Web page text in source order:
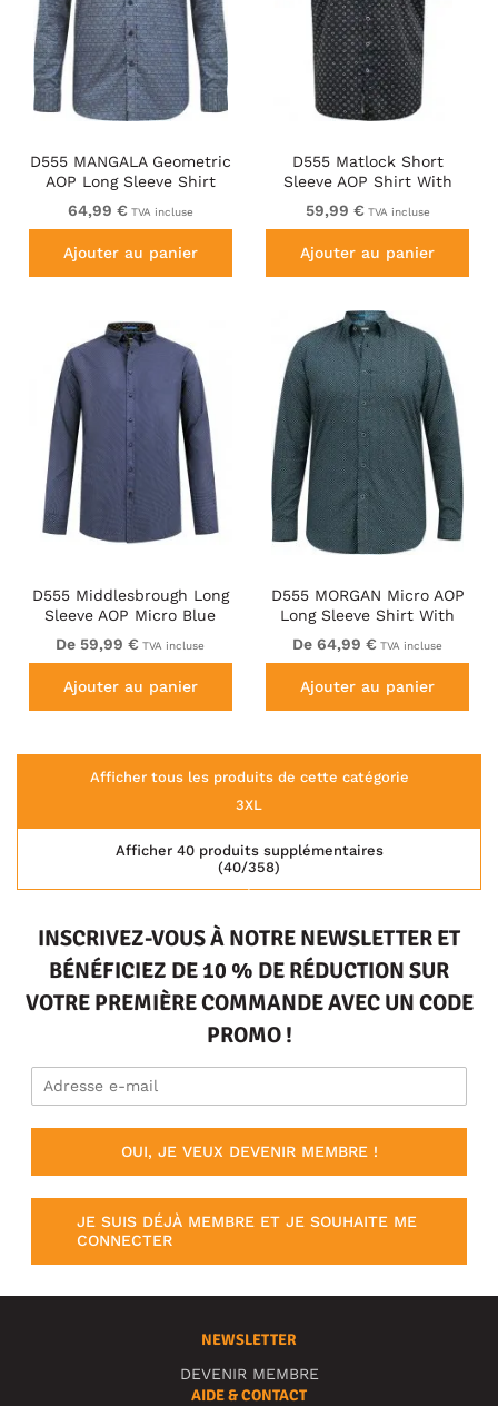
D555 MANGALA Geometric
AOP Long Sleeve Shirt
With Concealed Button
Down Collar Navy
64,99 € TVA incluse
Ajouter au panier
D555 Matlock Short
Sleeve AOP Shirt With
Hidden Button Down
Black
59,99 € TVA incluse
Ajouter au panier
D555 Middlesbrough Long
Sleeve AOP Micro Blue
Shirt Navy
De 59,99 € TVA incluse
Ajouter au panier
D555 MORGAN Micro AOP
Long Sleeve Shirt With
Concealed Button Down
Collar Navy
De 64,99 € TVA incluse
Ajouter au panier
Afficher tous les produits de cette catégorie
3XL
(40/358)
Afficher 40 produits supplémentaires
INSCRIVEZ-VOUS À NOTRE NEWSLETTER ET
BÉNÉFICIEZ DE 10 % DE RÉDUCTION SUR
VOTRE PREMIÈRE COMMANDE AVEC UN CODE
PROMO !
OUI, JE VEUX DEVENIR MEMBRE !
JE SUIS DÉJÀ MEMBRE ET JE SOUHAITE ME
CONNECTER
NEWSLETTER
DEVENIR MEMBRE
AIDE & CONTACT